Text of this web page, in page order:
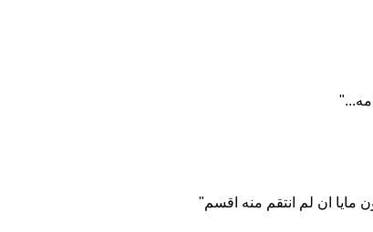
مايا ان لم انتقم منه اقسم"